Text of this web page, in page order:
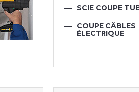
SCIE COUPE
COUPE CÂBLES
ÉLECTRIQUE